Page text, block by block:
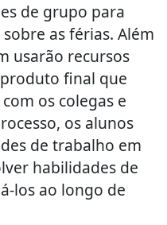
de grupo para
as férias. Além
usarão recursos
final que
os colegas e
os alunos
de trabalho em
habilidades de
los ao longo de